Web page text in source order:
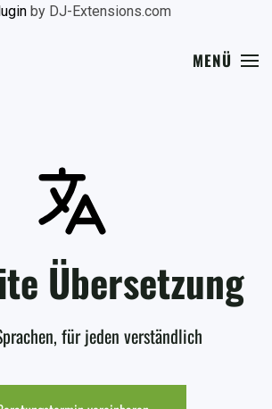
by DJ-Extensions.com
MENÜ
Übersetzung
für jeden verständlich